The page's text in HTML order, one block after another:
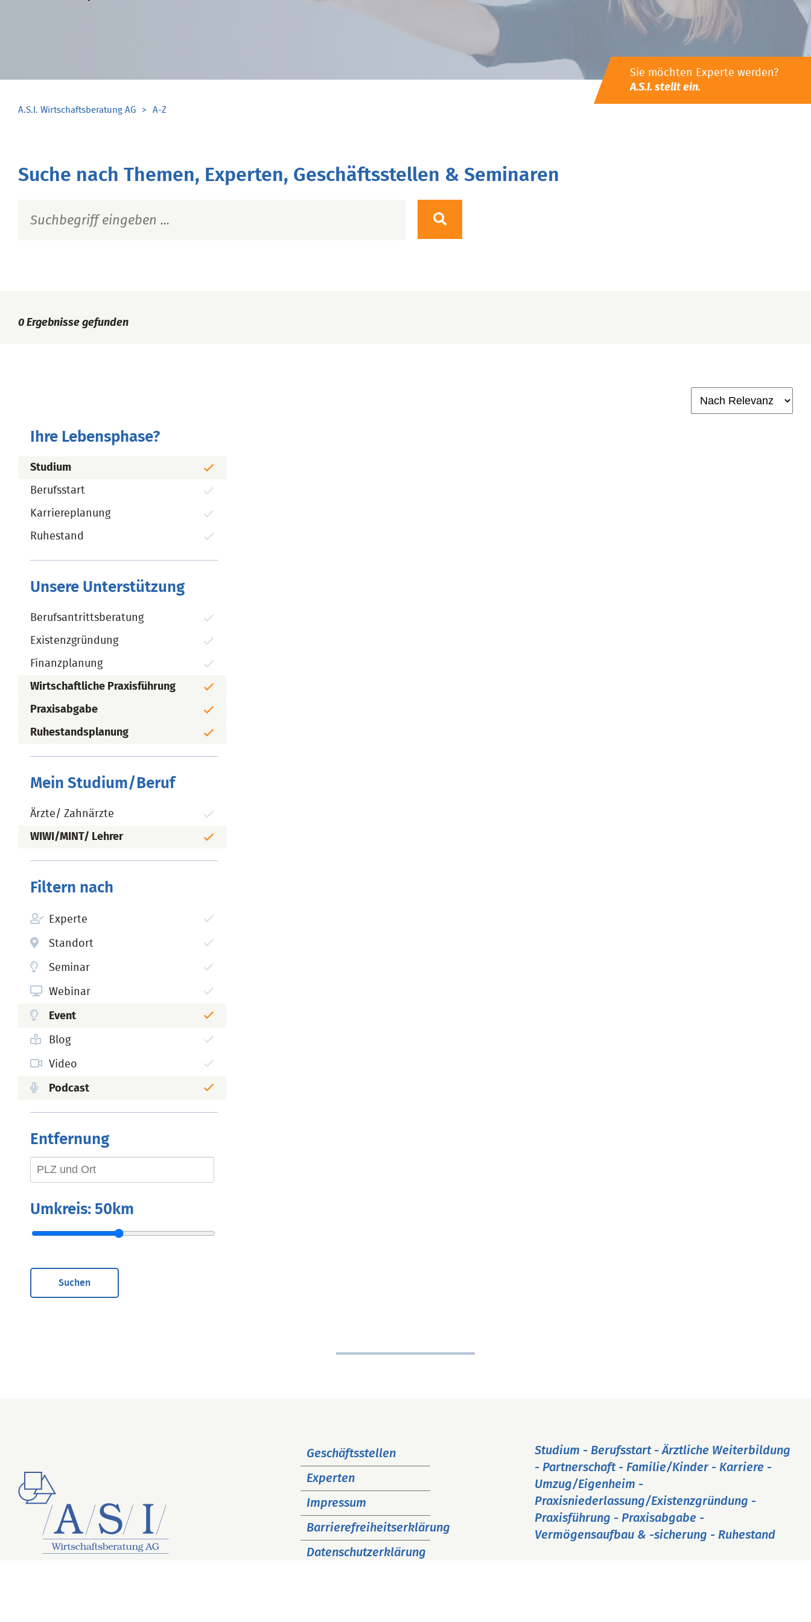
Sie möchten Experte werden?
A.S.I. stellt ein.
A.S.I. Wirtschaftsberatung AG A-Z
Suche nach Themen, Experten, Geschäftsstellen & Seminaren
0 Ergebnisse gefunden
Ihre Lebensphase?
Studium
Berufsstart
Karriereplanung
Ruhestand
Unsere Unterstützung
Berufsantrittsberatung
Existenzgründung
Finanzplanung
Wirtschaftliche Praxisführung
Praxisabgabe
Ruhestandsplanung
Mein Studium/Beruf
Ärzte/ Zahnärzte
WIWI/MINT/ Lehrer
Filtern nach
Experte
Standort
Seminar
Webinar
Event
Blog
Video
Podcast
Entfernung
Umkreis: 50km
Suchen
überspringen
Geschäftsstellen
Experten
Impressum
Barrierefreiheitserklärung
Datenschutzerklärung
Studium - Berufsstart - Ärztliche Weiterbildung
- Partnerschaft - Familie/Kinder - Karriere -
Umzug/Eigenheim -
Praxisniederlassung/Existenzgründung -
Praxisführung - Praxisabgabe -
Vermögensaufbau & -sicherung - Ruhestand